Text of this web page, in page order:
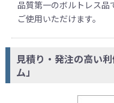
品質第一のボルトレス品
ご使用いただけます。
見積り・発注の高い
ム」